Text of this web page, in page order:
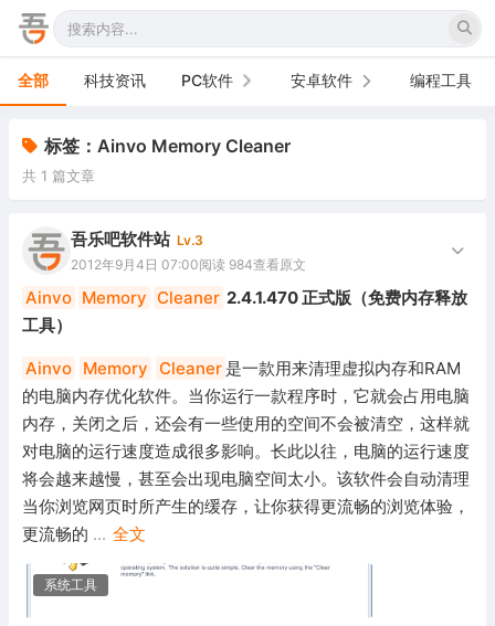
全部 科技资讯 PC软件
办公软件
网络软件
图形图像
游戏娱乐
安全防御
系统下载
系统工具
安卓软件
手机软件
电视软件
车机软件
编程工具
标签：Ainvo Memory Cleaner
共 1 篇文章
吾乐吧软件站 Lv.3
2012年9月4日 07:00阅读 984查看原文
Ainvo Memory Cleaner 2.4.1.470 正式版（免费内存释放
工具）
Ainvo Memory Cleaner 是一款用来清理虚拟内存和RAM
的电脑内存优化软件。当你运行一款程序时，它就会占用电脑
内存，关闭之后，还会有一些使用的空间不会被清空，这样就
对电脑的运行速度造成很多影响。长此以往，电脑的运行速度
将会越来越慢，甚至会出现电脑空间太小。该软件会自动清理
当你浏览网页时所产生的缓存，让你获得更流畅的浏览体验，
更流畅的 ... 全文
系统工具